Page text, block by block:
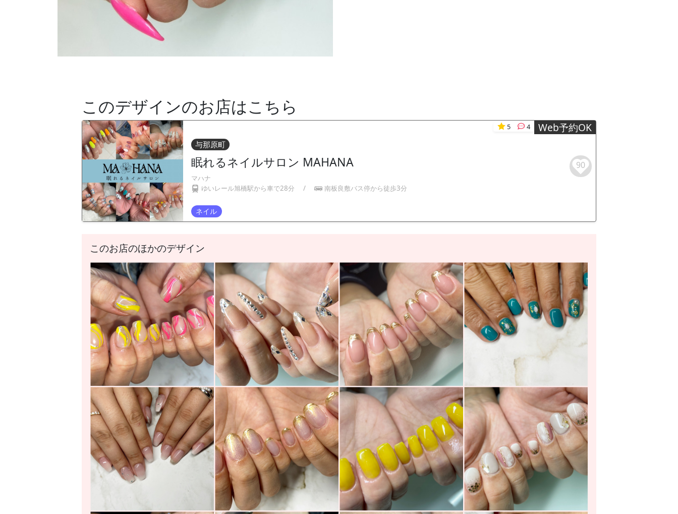
このデザインのお店はこちら
Web予約OK
ネイル
与那原町
5 4
眠れるネイルサロン MAHANA
マハナ
ゆいレール旭橋駅から車で28分
/ 南板良敷バス停から徒歩3分
90
このお店のほかのデザイン